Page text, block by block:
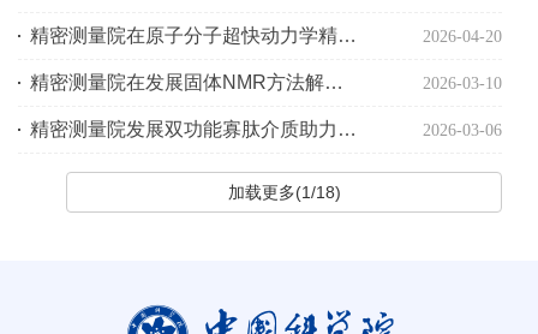
精密测量院在原子分子超快动力学精密探测方面取得新进展 2026-04-20
精密测量院在发展固体NMR方法解析催化材料界面酸性位结构方面取得重要进展 2026-03-10
精密测量院发展双功能寡肽介质助力手性识别与结构测定一体化 2026-03-06
加载更多(1/18)